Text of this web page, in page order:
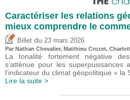
Caractériser les relations
mieux comprendre le
Billet du 23 mars 2026
Par Nathan Chevalier, Matthieu Crozet,
La tonalité fortement négative
s’atténue pour les superpuissances
l’indicateur du climat géopolitique « la
Lire la suite >